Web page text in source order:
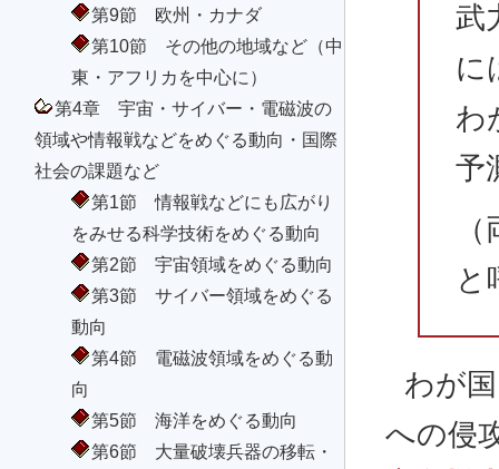
第9節 欧州・カナダ
第10節 その他の地域など（中
東・アフリカを中心に）
第4章 宇宙・サイバー・電磁波の
領域や情報戦などをめぐる動向・国際
社会の課題など
第1節 情報戦などにも広がり
をみせる科学技術をめぐる動向
第2節 宇宙領域をめぐる動向
第3節 サイバー領域をめぐる
動向
第4節 電磁波領域をめぐる動
向
第5節 海洋をめぐる動向
第6節 大量破壊兵器の移転・
武
に
わ
予
と
わが
への侵